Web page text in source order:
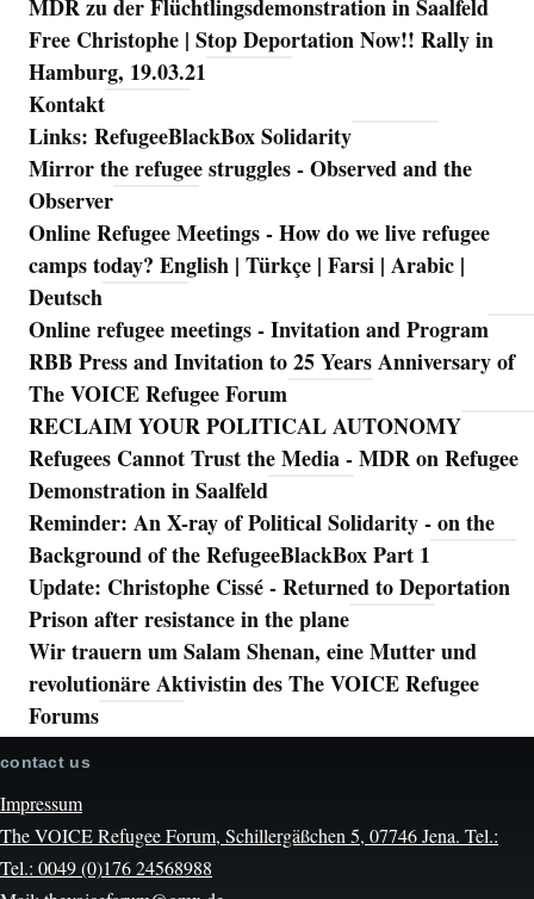
MDR zu der Flüchtlingsdemonstration in Saalfeld
Free Christophe | Stop Deportation Now!! Rally in
Hamburg, 19.03.21
Kontakt
Links: RefugeeBlackBox Solidarity
Mirror the refugee struggles - Observed and the
Observer
Online Refugee Meetings - How do we live refugee
camps today? English | Türkçe | Farsi | Arabic |
Deutsch
Online refugee meetings - Invitation and Program
RBB Press and Invitation to 25 Years Anniversary of
The VOICE Refugee Forum
RECLAIM YOUR POLITICAL AUTONOMY
Refugees Cannot Trust the Media - MDR on Refugee
Demonstration in Saalfeld
Reminder: An X-ray of Political Solidarity - on the
Background of the RefugeeBlackBox Part 1
Update: Christophe Cissé - Returned to Deportation
Prison after resistance in the plane
Wir trauern um Salam Shenan, eine Mutter und
revolutionäre Aktivistin des The VOICE Refugee
Forums
contact us
Impressum
The VOICE Refugee Forum, Schillergäßchen 5, 07746 Jena. Tel.:
Tel.: 0049 (0)176 24568988